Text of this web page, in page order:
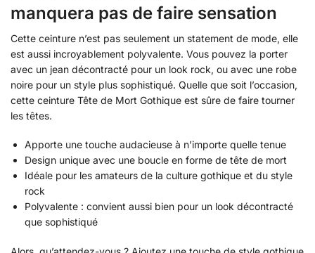
manquera pas de faire sensation
Cette ceinture n’est pas seulement un statement de mode, elle
est aussi incroyablement polyvalente. Vous pouvez la porter
avec un jean décontracté pour un look rock, ou avec une robe
noire pour un style plus sophistiqué. Quelle que soit l’occasion,
cette ceinture Tête de Mort Gothique est sûre de faire tourner
les têtes.
Apporte une touche audacieuse à n’importe quelle tenue
Design unique avec une boucle en forme de tête de mort
Idéale pour les amateurs de la culture gothique et du style
rock
Polyvalente : convient aussi bien pour un look décontracté
que sophistiqué